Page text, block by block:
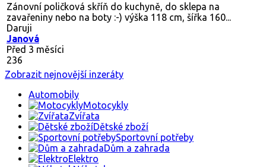
Zánovní poličková skříň do kuchyně, do sklepa na
zavařeniny nebo na boty :-) výška 118 cm, šířka 160...
Daruji
Janová
Před 3 měsíci
236
Zobrazit nejnovější inzeráty
Automobily
Motocykly
Zvířata
Dětské zboží
Sportovní potřeby
Dům a zahrada
Elektro